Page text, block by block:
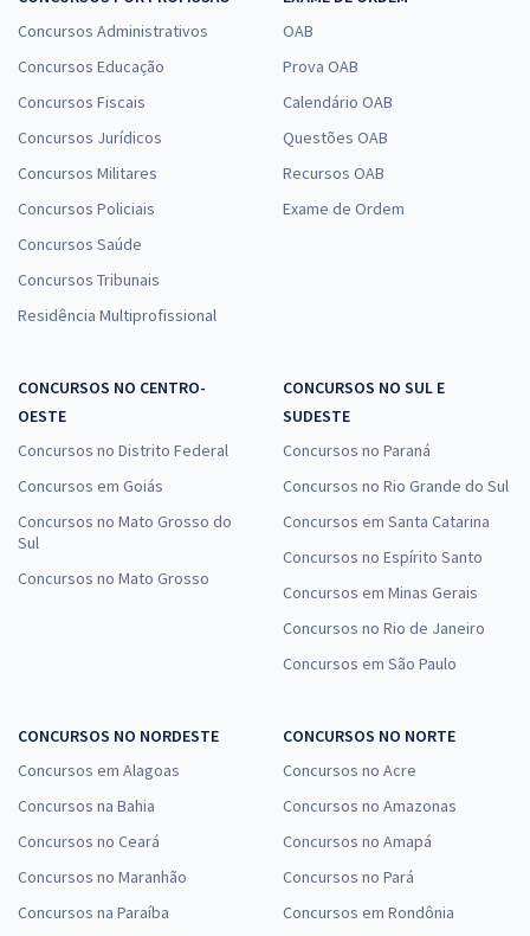
Concursos Administrativos
Concursos Educação
Concursos Fiscais
Concursos Jurídicos
Concursos Militares
Concursos Policiais
Concursos Saúde
Concursos Tribunais
Residência Multiprofissional
OAB
Prova OAB
Calendário OAB
Questões OAB
Recursos OAB
Exame de Ordem
CONCURSOS NO CENTRO-
OESTE
Concursos no Distrito Federal
Concursos em Goiás
Concursos no Mato Grosso do
Sul
Concursos no Mato Grosso
CONCURSOS NO SUL E
SUDESTE
Concursos no Paraná
Concursos no Rio Grande do Sul
Concursos em Santa Catarina
Concursos no Espírito Santo
Concursos em Minas Gerais
Concursos no Rio de Janeiro
Concursos em São Paulo
CONCURSOS NO NORDESTE
Concursos em Alagoas
Concursos na Bahia
Concursos no Ceará
Concursos no Maranhão
Concursos na Paraíba
CONCURSOS NO NORTE
Concursos no Acre
Concursos no Amazonas
Concursos no Amapá
Concursos no Pará
Concursos em Rondônia